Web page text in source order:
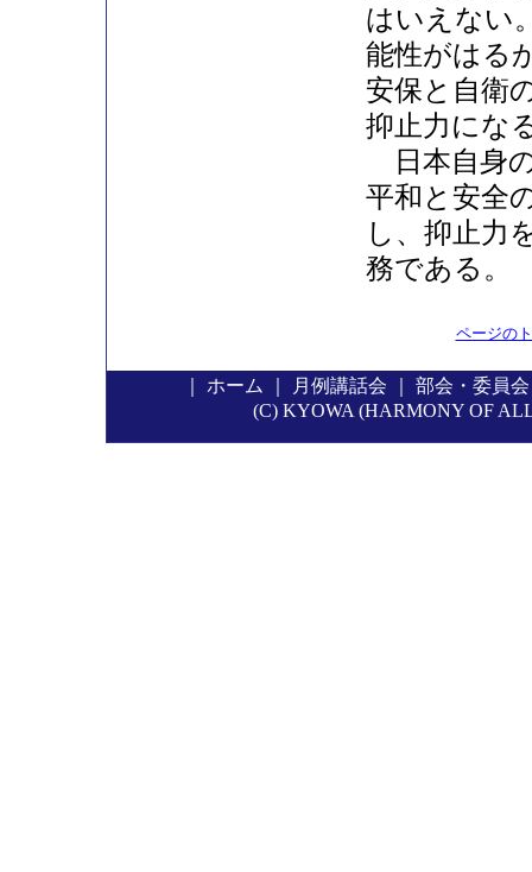
はいえない
能性がはる
安保と自衛
抑止力にな
日本自身
平和と安全
し、抑止力
務である。
ページの
ホーム 月例講話会 部会・委員会
(C) KYOWA (HARMONY OF